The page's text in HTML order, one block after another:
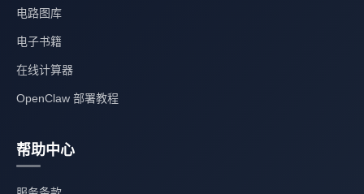
电路图库
电子书籍
在线计算器
OpenClaw 部署教程
帮助中心